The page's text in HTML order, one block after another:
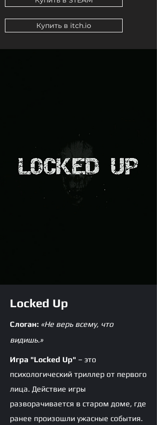
Купить в itch.io
Locked Up
Слоган: «Не верь всему, что
видишь.»
Игра "Locked Up" – это
психологический триллер от первого
лица. Действие игры
разворачивается в старом доме, где
ранее произошли ужасные события.